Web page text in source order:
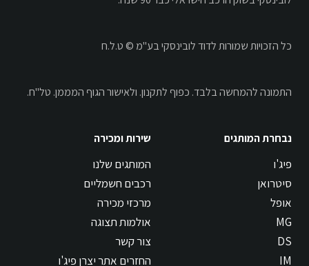
כל הזכויות שמורות לדוד לובינסקי בע"מ © ט.ל.ח
התמונה להמחשה בלבד. כפוף לתקנון. ולאישור הגוף המממן. טל"ח.
נבחרת המותגים
פיג'ו
סיטרואן
אופל
MG
DS
IM
שירות ומכירה
המותגים שלנו
רכבים חשמליים
מרכזי מכירה
אולמות תצוגה
צור קשר
החזרים אתר יצרן פיג'ו